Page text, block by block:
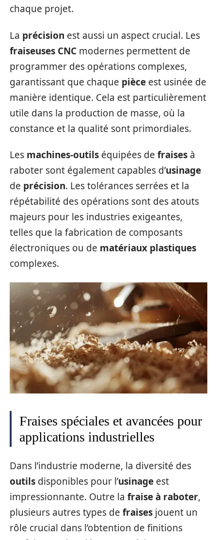
chaque projet.
La précision est aussi un aspect crucial. Les
fraiseuses CNC modernes permettent de
programmer des opérations complexes,
garantissant que chaque pièce est usinée de
manière identique. Cela est particulièrement
utile dans la production de masse, où la
constance et la qualité sont primordiales.
Les machines-outils équipées de fraises à
raboter sont également capables d’usinage
de précision. Les tolérances serrées et la
répétabilité des opérations sont des atouts
majeurs pour les industries exigeantes,
telles que la fabrication de composants
électroniques ou de matériaux plastiques
complexes.
Fraises spéciales et avancées pour
applications industrielles
Dans l’industrie moderne, la diversité des
outils disponibles pour l’usinage est
impressionnante. Outre la fraise à raboter,
plusieurs autres types de fraises jouent un
rôle crucial dans l’obtention de finitions